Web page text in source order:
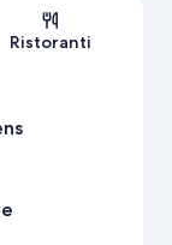
Ristoranti